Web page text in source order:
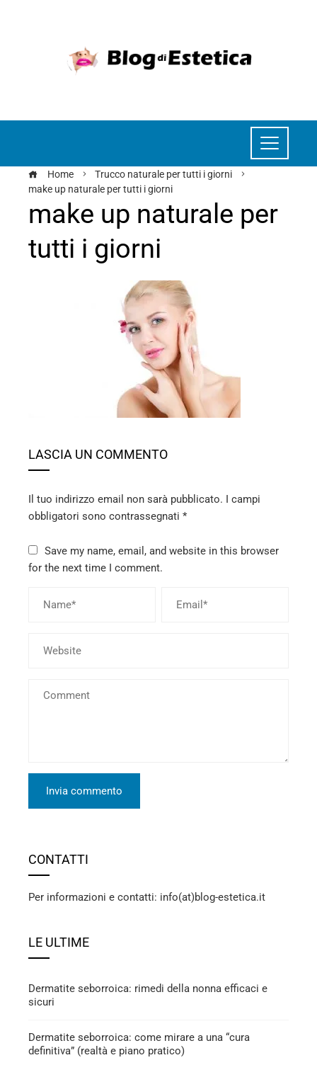
Home
Trucco naturale per tutti i giorni
make up naturale per tutti i giorni
make up naturale per
tutti i giorni
LASCIA UN COMMENTO
Il tuo indirizzo email non sarà pubblicato. I campi
obbligatori sono contrassegnati *
Save my name, email, and website in this browser
for the next time I comment.
CONTATTI
Per informazioni e contatti: info(at)blog-estetica.it
LE ULTIME
Dermatite seborroica: rimedi della nonna efficaci e
sicuri
Dermatite seborroica: come mirare a una “cura
definitiva” (realtà e piano pratico)